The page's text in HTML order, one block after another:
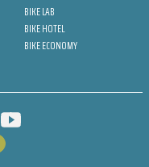
BIKE LAB
BIKE HOTEL
BIKE ECONOMY